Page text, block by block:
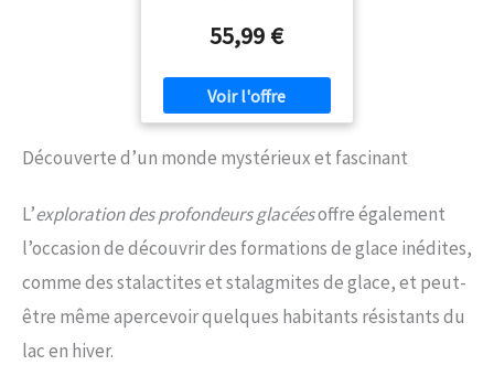
55,99 €
Découverte d’un monde mystérieux et fascinant
L’exploration des profondeurs glacéesoffre également
l’occasion de découvrir des formations de glace inédites,
comme des stalactites et stalagmites de glace, et peut-
être même apercevoir quelques habitants résistants du
lac en hiver.